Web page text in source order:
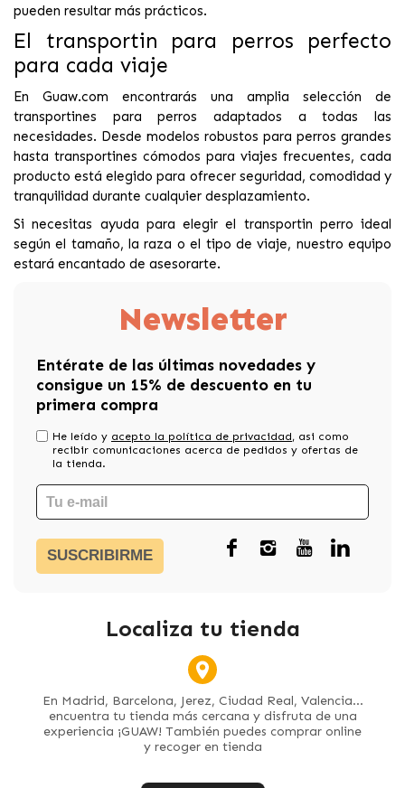
pueden resultar más prácticos.
El transportin para perros perfecto
para cada viaje
En Guaw.com encontrarás una amplia selección de
transportines para perros adaptados a todas las
necesidades. Desde modelos robustos para perros grandes
hasta transportines cómodos para viajes frecuentes, cada
producto está elegido para ofrecer seguridad, comodidad y
tranquilidad durante cualquier desplazamiento.
Si necesitas ayuda para elegir el transportin perro ideal
según el tamaño, la raza o el tipo de viaje, nuestro equipo
estará encantado de asesorarte.
Newsletter
Entérate de las últimas novedades y
consigue un 15% de descuento en tu
primera compra
He leído y acepto la política de privacidad, asi como
recibir comunicaciones acerca de pedidos y ofertas de
la tienda.
SUSCRIBIRME
Localiza tu tienda
En Madrid, Barcelona, Jerez, Ciudad Real, Valencia...
encuentra tu tienda más cercana y disfruta de una
experiencia ¡GUAW! También puedes comprar online
y recoger en tienda